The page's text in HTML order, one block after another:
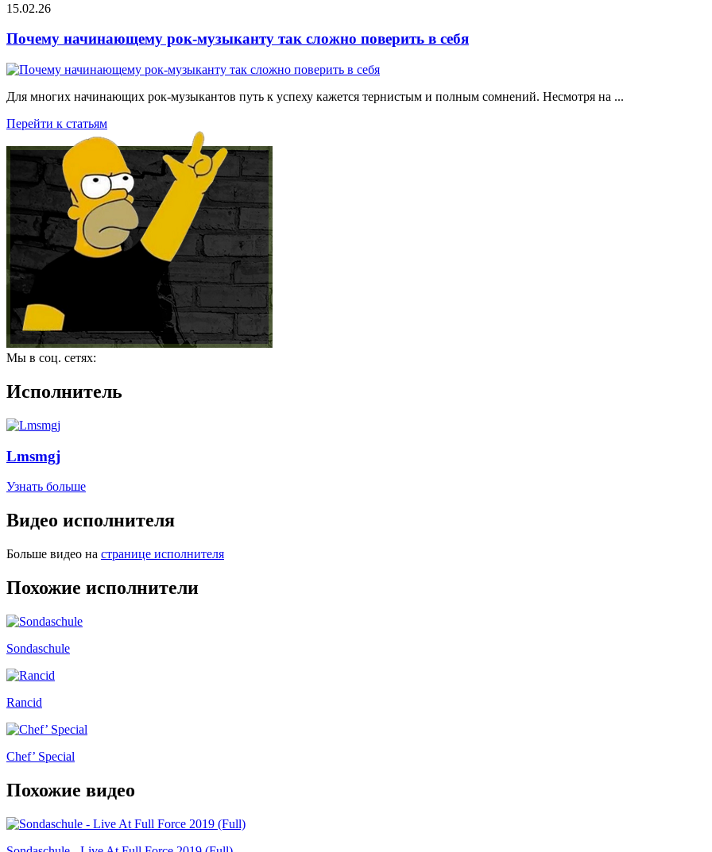
15.02.26
Почему начинающему рок-музыканту так сложно поверить в себя
Для многих начинающих рок-музыкантов путь к успеху кажется тернистым и полным сомнений. Несмотря на ...
Перейти к статьям
Мы в соц. сетях:
Исполнитель
Lmsmgj
Узнать больше
Видео исполнителя
Больше видео на странице исполнителя
Похожие исполнители
Sondaschule
Rancid
Chef’ Special
Похожие видео